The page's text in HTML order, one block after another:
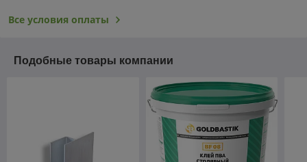
Все условия оплаты
Подобные товары компании